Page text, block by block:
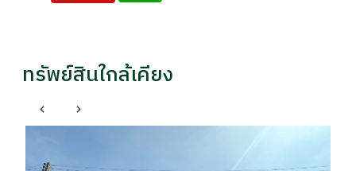
ทรัพย์สินใกล้เคียง